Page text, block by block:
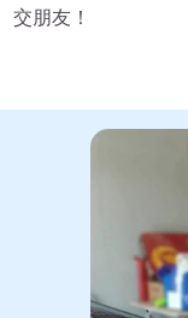
交朋友！